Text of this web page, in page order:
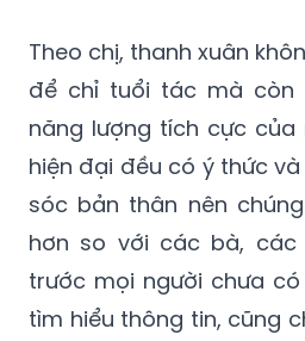
Theo chị, thanh xuân
để chỉ tuổi tác mà còn
năng lượng tích cực của
hiện đại đều có ý thức
sóc bản thân nên
hơn so với các bà, các
trước mọi người chưa
tìm hiểu thông tin, cũng